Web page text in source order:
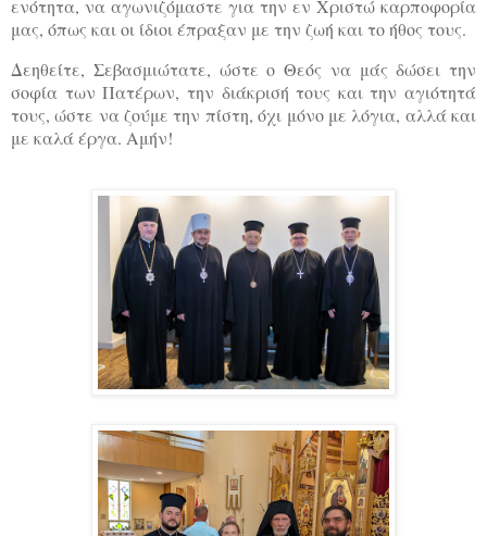
ενότητα, να αγωνιζόμαστε για την εν Χριστώ καρποφορία
μας, όπως και οι ίδιοι έπραξαν με την ζωή και το ήθος τους.
Δεηθείτε, Σεβασμιώτατε, ώστε ο Θεός να μάς δώσει την
σοφία των Πατέρων, την διάκρισή τους και την αγιότητά
τους, ώστε να ζούμε την πίστη, όχι μόνο με λόγια, αλλά και
με καλά έργα. Αμήν!